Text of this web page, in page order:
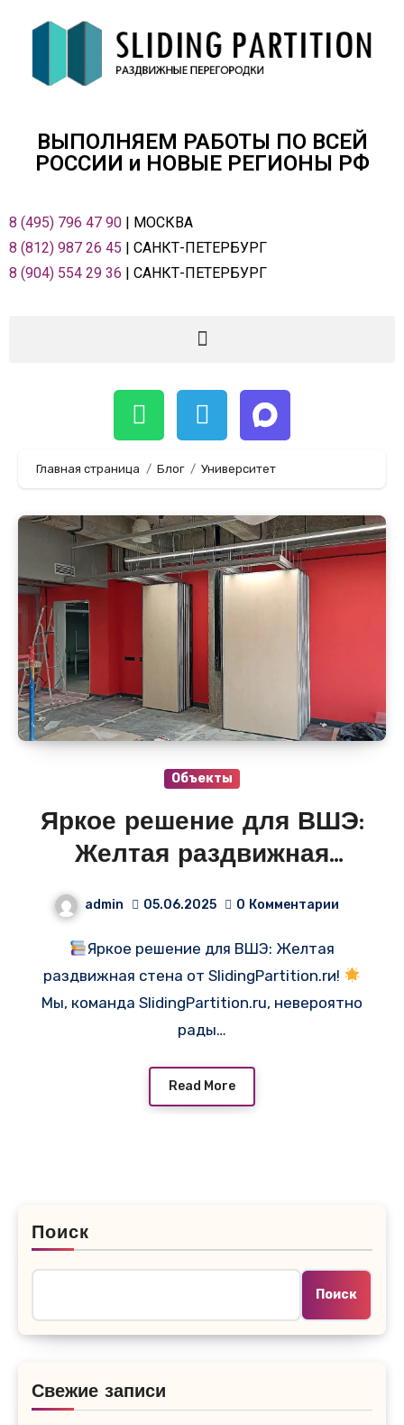
ВЫПОЛНЯЕМ РАБОТЫ ПО ВСЕЙ
РОСCИИ и НОВЫЕ РЕГИОНЫ РФ
8 (495) 796 47 90 | МОСКВА
8 (812) 987 26 45 | САНКТ-ПЕТЕРБУРГ
8 (904) 554 29 36 | САНКТ-ПЕТЕРБУРГ
Главная страница Блог Университет
Объекты
Яркое решение для ВШЭ:
Желтая раздвижная
admin 05.06.2025 0 Комментарии
Яркое решение для ВШЭ: Желтая
раздвижная стена от SlidingPartition.rи!
Мы, команда SlidingPartition.ru, невероятно
рады…
Read More
Поиск
Поиск
Свежие записи